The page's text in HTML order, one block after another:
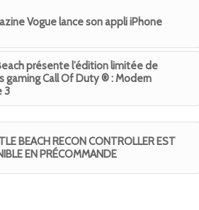
Vogue lance son appli iPhone
présente l’édition limitée de
gaming Call Of Duty ® : Modern
3
BEACH RECON CONTROLLER EST
EN PRÉCOMMANDE